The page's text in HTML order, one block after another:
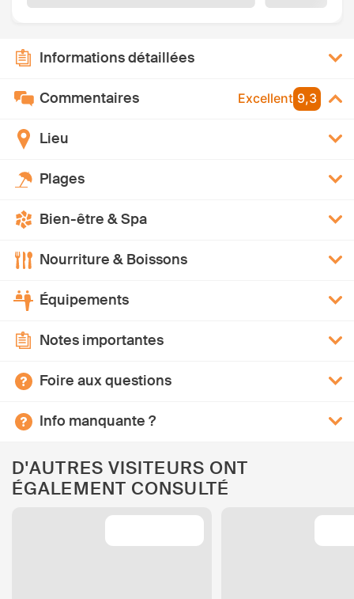
Informations détaillées
Commentaires Excellent 9,3
Lieu
Plages
Bien-être & Spa
Nourriture & Boissons
Équipements
Notes importantes
Foire aux questions
Info manquante ?
D'AUTRES VISITEURS ONT
ÉGALEMENT CONSULTÉ